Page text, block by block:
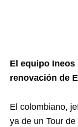
El equipo
renovación de
El colombiano,
ya de un Tour